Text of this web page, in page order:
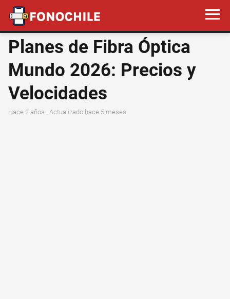
Planes de Fibra Óptica
Mundo 2026: Precios y
Velocidades
hace 2 años · Actualizado hace 5 meses